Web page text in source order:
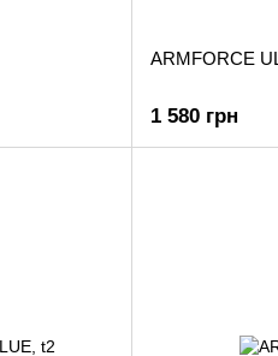
ARMFORCE
1 580 грн